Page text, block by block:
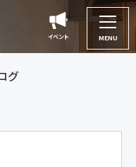
イベント
イベント MENU
グ